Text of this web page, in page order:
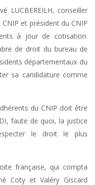
LUCBEREILH, conseiller
et président du CNIP
à jour de cotisation.
de droit du bureau de
départementaux du
sa candidature comme
du CNIP doit être
faute de quoi, la justice
le droit le plus
française, qui compta
Coty et Valéry Giscard